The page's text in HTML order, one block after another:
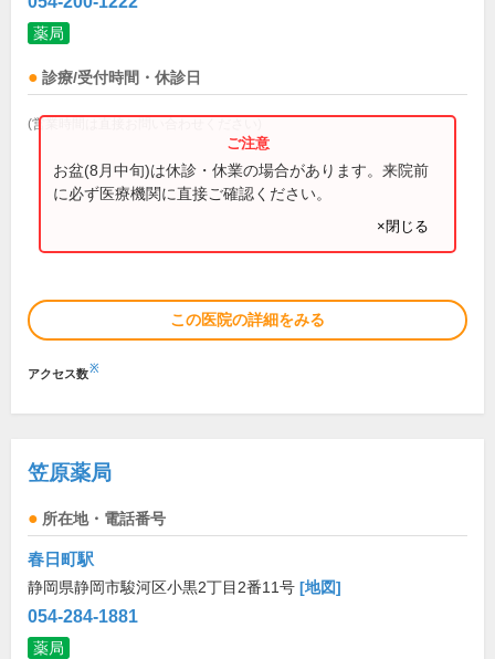
薬局
診療/受付時間・休診日
(営業時間は直接お問い合わせください)
お盆(8月中旬)は休診・休業の場合があります。来院前
に必ず医療機関に直接ご確認ください。
×閉じる
この医院の詳細をみる
アクセス数※
笠原薬局
所在地・電話番号
春日町駅
静岡県静岡市駿河区小黒2丁目2番11号 [地図]
054-284-1881
薬局